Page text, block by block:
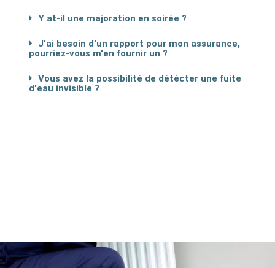
Y at-il une majoration en soirée ?
J'ai besoin d'un rapport pour mon assurance,
pourriez-vous m'en fournir un ?
Vous avez la possibilité de détécter une fuite
d'eau invisible ?